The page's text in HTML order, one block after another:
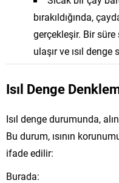
bırakıldığında,
gerçekleşir. Bir süre
ulaşır ve ısıl denge
Isıl Denge
Isıl denge durumunda,
Bu durum, ısının
ifade edilir:
Burada: